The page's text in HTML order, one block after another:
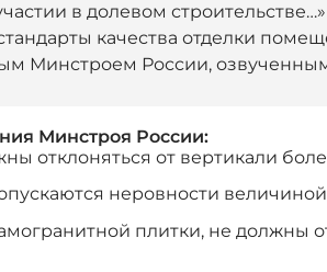
в долевом
качества отделки
Минстроем России,
Минстроя России:
отклоняться от вертикали
неровности
плитки, не должны